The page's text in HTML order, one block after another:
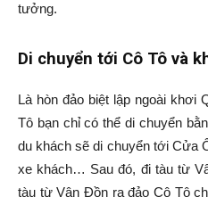
tưởng.
Di chuyển tới Cô Tô và
Là hòn đảo biệt lập ngoài khơi
Tô bạn chỉ có thể di chuyển
du khách sẽ di chuyển tới Cửa
xe khách… Sau đó, đi tàu từ
tàu từ Vân Đồn ra đảo Cô Tô